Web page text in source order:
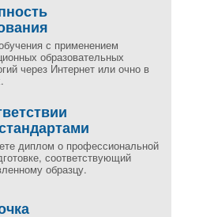
с применением
образовательных
через Интернет или очно в
диплом о профессиональной
соответствующий
образцу.